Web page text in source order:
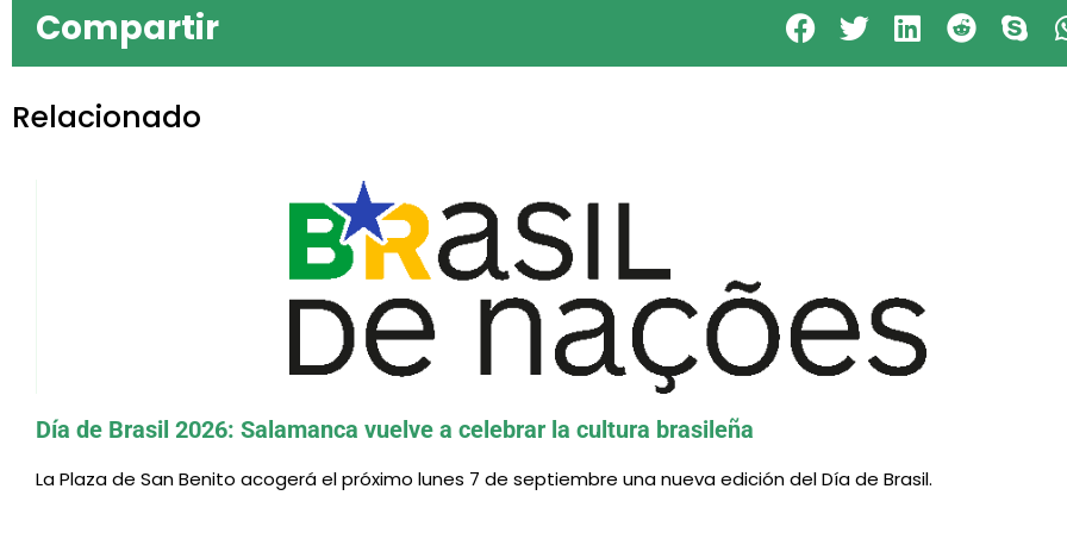
Compartir
Relacionado
Día de Brasil 2026: Salamanca vuelve a celebrar la cultura brasileña
La Plaza de San Benito acogerá el próximo lunes 7 de septiembre una nueva edición del Día de Brasil.
El CEB ofrecerá nuevos cursos presenciales de Portugués de Brasil